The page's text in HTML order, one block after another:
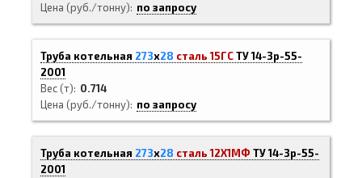
Цена (руб./тонну)
по запросу
Труба котельная 273х28 сталь 15ГСТУ 14-3р-55-
2001
Вес (т)
0.714
Цена (руб./тонну)
по запросу
Труба котельная 273х28 сталь 12Х1МФ ТУ 14-3р-55-
2001